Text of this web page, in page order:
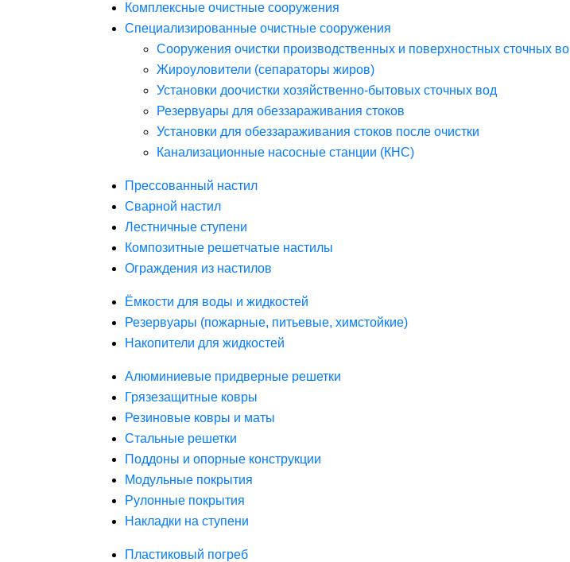
Комплексные очистные сооружения
Специализированные очистные сооружения
Сооружения очистки производственных и поверхностных сточных во
Жироуловители (сепараторы жиров)
Установки доочистки хозяйственно-бытовых сточных вод
Резервуары для обеззараживания стоков
Установки для обеззараживания стоков после очистки
Канализационные насосные станции (КНС)
Прессованный настил
Сварной настил
Лестничные ступени
Композитные решетчатые настилы
Ограждения из настилов
Ёмкости для воды и жидкостей
Резервуары (пожарные, питьевые, химстойкие)
Накопители для жидкостей
Алюминиевые придверные решетки
Грязезащитные ковры
Резиновые ковры и маты
Стальные решетки
Поддоны и опорные конструкции
Модульные покрытия
Рулонные покрытия
Накладки на ступени
Пластиковый погреб